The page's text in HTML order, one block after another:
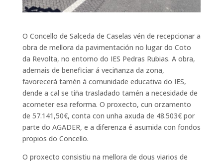
O Concello de Salceda de Caselas vén de recepcionar a
obra de mellora da pavimentación no lugar do Coto
da Revolta, no entorno do IES Pedras Rubias. A obra,
ademais de beneficiar á veciñanza da zona,
favorecerá tamén á comunidade educativa do IES,
dende a cal se tiña trasladado tamén a necesidade de
acometer esa reforma. O proxecto, cun orzamento
de 57.141,50€, conta con unha axuda de 48.503€ por
parte do AGADER, e a diferenza é asumida con fondos
propios do Concello.
O proxecto consistiu na mellora de dous viarios de